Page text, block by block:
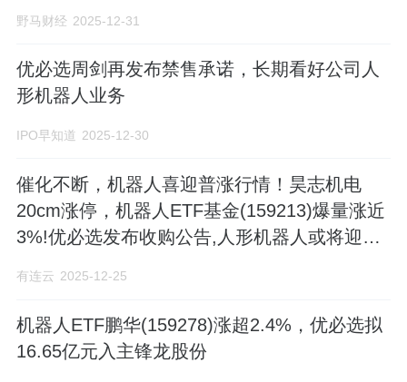
野马财经 2025-12-31
优必选周剑再发布禁售承诺，长期看好公司人
形机器人业务
IPO早知道 2025-12-30
催化不断，机器人喜迎普涨行情！昊志机电
20cm涨停，机器人ETF基金(159213)爆量涨近
3%!优必选发布收购公告,人形机器人或将迎
有连云 2025-12-25
机器人ETF鹏华(159278)涨超2.4%，优必选拟
16.65亿元入主锋龙股份